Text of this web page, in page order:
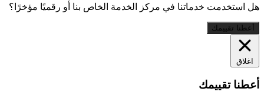
هل استخدمت خدماتنا في مركز الخدمة الخاص بنا أو رقميًا مؤخرًا؟
أعطنا تقييمك
اغلاق
أعطنا تقييمك